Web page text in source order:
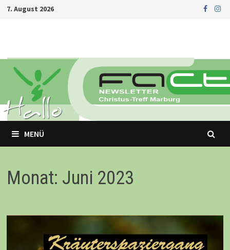
Zurück
7. August 2026
MENÜ
Monat: Juni 2023